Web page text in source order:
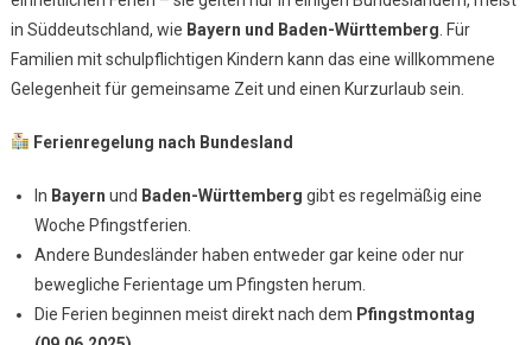
Deutschland:
Was
Sie
Als
in Süddeutschland, wie Bayern und Baden-Württemberg . Für
Familien mit schulpflichtigen Kindern kann das eine willkommene
Gelegenheit für gemeinsame Zeit und einen Kurzurlaub sein.
Ferienregelung nach Bundesland
In Bayern und Baden-Württemberg gibt es regelmäßig eine
Woche Pfingstferien.
Andere Bundesländer haben entweder gar keine oder nur
bewegliche Ferientage um Pfingsten herum.
Die Ferien beginnen meist direkt nach dem Pfingstmontag